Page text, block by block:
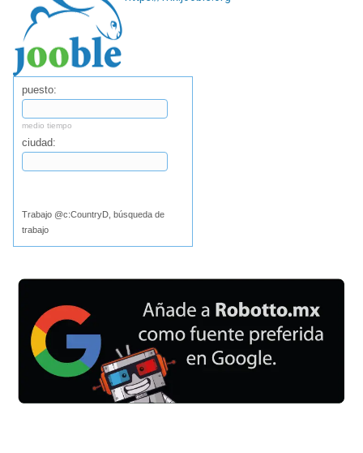
puesto:
medio tiempo
ciudad:
Trabajo @c:CountryD, búsqueda de
trabajo